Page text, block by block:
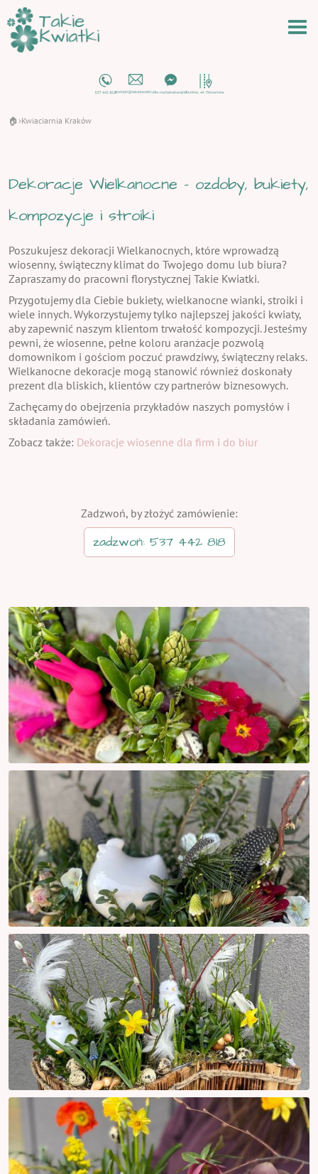
🏠 ›Kwiaciarnia Kraków
Dekoracje Wielkanocne - ozdoby, bukiety,
kompozycje i stroiki
Poszukujesz dekoracji Wielkanocnych, które wprowadzą
wiosenny, świąteczny klimat do Twojego domu lub biura?
Zapraszamy do pracowni florystycznej Takie Kwiatki.
Przygotujemy dla Ciebie bukiety, wielkanocne wianki, stroiki i
wiele innych. Wykorzystujemy tylko najlepszej jakości kwiaty,
aby zapewnić naszym klientom trwałość kompozycji. Jesteśmy
pewni, że wiosenne, pełne koloru aranżacje pozwolą
domownikom i gościom poczuć prawdziwy, świąteczny relaks.
Wielkanocne dekoracje mogą stanowić również doskonały
prezent dla bliskich, klientów czy partnerów biznesowych.
Zachęcamy do obejrzenia przykładów naszych pomysłów i
składania zamówień.
Zobacz także: Dekoracje wiosenne dla firm i do biur
Zadzwoń, by złożyć zamówienie:
zadzwoń: 537 442 818